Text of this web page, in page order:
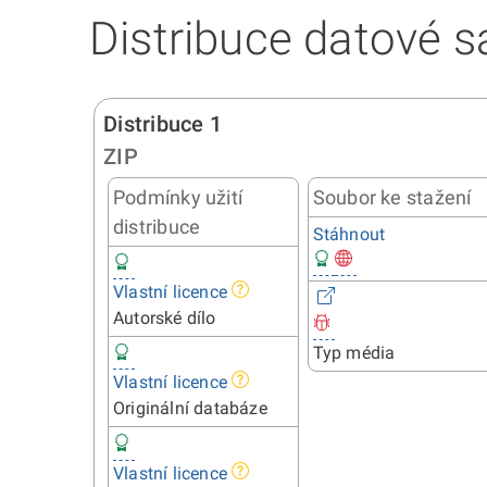
Distribuce datové
Distribuce 1
ZIP
Podmínky užití
distribuce
Vlastní licence
Autorské dílo
Vlastní licence
Originální databáze
Vlastní licence
Soubor ke stažení
Stáhnout
Typ média